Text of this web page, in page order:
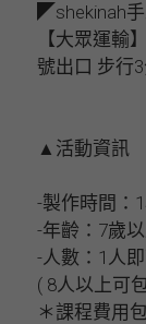
◤shekinah
【大眾運輸
號出口 步行
▲活動資訊
-製作時間：
-年齡：7歲
-人數：1人
( 8人以上可
＊課程費用